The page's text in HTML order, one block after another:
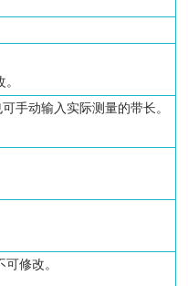
手动输入实际测量的带长。
修改。